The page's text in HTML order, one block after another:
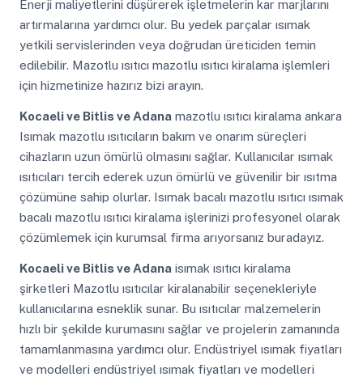
Enerji maliyetlerini düşürerek işletmelerin kar marjlarını
artırmalarına yardımcı olur. Bu yedek parçalar ısımak
yetkili servislerinden veya doğrudan üreticiden temin
edilebilir. Mazotlu ısıtıcı mazotlu ısıtıcı kiralama işlemleri
için hizmetinize hazırız bizi arayın.
Kocaeli ve Bitlis ve Adanamazotlu ısıtıcı kiralama ankara
Isımak mazotlu ısıtıcıların bakım ve onarım süreçleri
cihazların uzun ömürlü olmasını sağlar. Kullanıcılar ısımak
ısıtıcıları tercih ederek uzun ömürlü ve güvenilir bir ısıtma
çözümüne sahip olurlar. Isımak bacalı mazotlu ısıtıcı ısımak
bacalı mazotlu ısıtıcı kiralama işlerinizi profesyonel olarak
çözümlemek için kurumsal firma arıyorsanız buradayız.
Kocaeli ve Bitlis ve Adanaisımak ısıtıcı kiralama
şirketleri Mazotlu ısıtıcılar kiralanabilir seçenekleriyle
kullanıcılarına esneklik sunar. Bu ısıtıcılar malzemelerin
hızlı bir şekilde kurumasını sağlar ve projelerin zamanında
tamamlanmasına yardımcı olur. Endüstriyel ısımak fiyatları
ve modelleri endüstriyel ısımak fiyatları ve modelleri